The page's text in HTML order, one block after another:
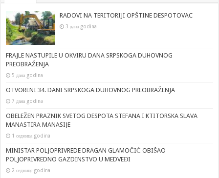
RADOVI NA TERITORIJI OPŠTINE DESPOTOVAC
3 дана godina
FRAJLE NASTUPILE U OKVIRU DANA SRPSKOGA DUHOVNOG
PREOBRAŽENJA
5 дана godina
OTVORENI 34. DANI SRPSKOGA DUHOVNOG PREOBRAŽENJA
7 дана godina
OBELEŽEN PRAZNIK SVETOG DESPOTA STEFANA I KTITORSKA SLAVA
MANASTIRA MANASIJE
1 седмица godina
MINISTAR POLJOPRIVREDE DRAGAN GLAMOČIĆ OBIŠAO
POLJOPRIVREDNO GAZDINSTVO U MEDVEĐI
2 седмице godina